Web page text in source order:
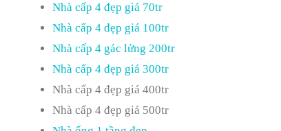
Nhà cấp 4 đẹp giá 70tr
Nhà cấp 4 đẹp giá 100tr
Nhà cấp 4 gác lửng 200tr
Nhà cấp 4 đẹp giá 300tr
Nhà cấp 4 đẹp giá 400tr
Nhà cấp 4 đẹp giá 500tr